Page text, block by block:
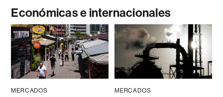
Económicas e internacionales
MERCADOS MERCADOS